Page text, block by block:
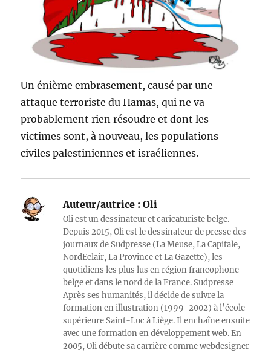
Un énième embrasement, causé par une
attaque terroriste du Hamas, qui ne va
probablement rien résoudre et dont les
victimes sont, à nouveau, les populations
civiles palestiniennes et israéliennes.
Auteur/autrice : Oli
Oli est un dessinateur et caricaturiste belge.
Depuis 2015, Oli est le dessinateur de presse des
journaux de Sudpresse (La Meuse, La Capitale,
NordEclair, La Province et La Gazette), les
quotidiens les plus lus en région francophone
belge et dans le nord de la France. Sudpresse
Après ses humanités, il décide de suivre la
formation en illustration (1999-2002) à l’école
supérieure Saint-Luc à Liège. Il enchaîne ensuite
avec une formation en développement web. En
2005, Oli débute sa carrière comme webdesigner